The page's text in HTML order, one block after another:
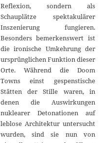
Reflexion, sondern als
Schauplätze spektakulärer
Inszenierung fungieren.
Besonders bemerkenswert ist
die ironische Umkehrung der
ursprünglichen Funktion dieser
Orte. Während die Doom
Towns einst gespenstische
Stätten der Stille waren, in
denen die Auswirkungen
nuklearer Detonationen auf
leblose Architektur untersucht
wurden, sind sie nun von